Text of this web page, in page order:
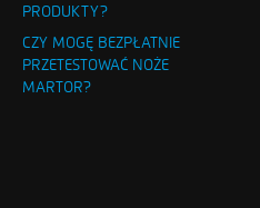
PRODUKTY?
CZY MOGĘ BEZPŁATNIE
PRZETESTOWAĆ NOŻE
MARTOR?